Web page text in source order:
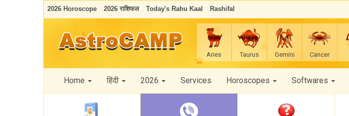
2026 Horoscope 2026 राशिफल Today's Rahu Kaal Rashifal
Aries Taurus Gemini Cancer
Home हिंदी 2026 Services Horoscopes Softwares